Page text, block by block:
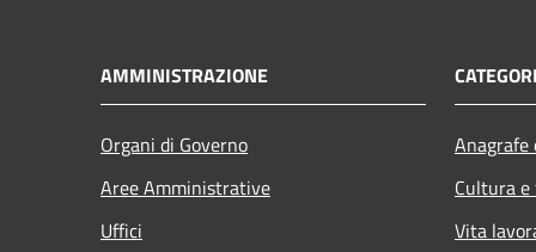
AMMINISTRAZIONE
Organi di Governo
Aree Amministrative
Uffici
Cultura
Vita